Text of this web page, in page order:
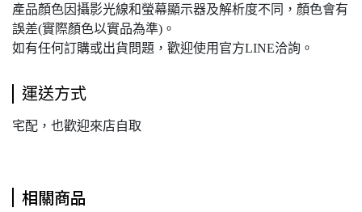
產品顏色因攝影光線和螢幕顯示器及解析度不同，顏色會有
誤差(實際顏色以實品為準)。
如有任何訂購或出貨問題，歡迎使用官方LINE洽詢。
運送方式
宅配，也歡迎來店自取
相關商品